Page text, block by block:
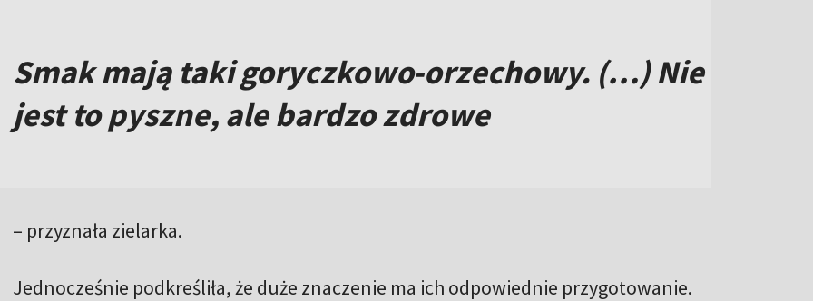
Smak mają taki goryczkowo-orzechowy. (…) Nie
jest to pyszne, ale bardzo zdrowe
– przyznała zielarka.
Jednocześnie podkreśliła, że duże znaczenie ma ich odpowiednie przygotowanie.